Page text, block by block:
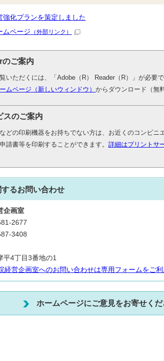
強化プランを策定しました
ムページ （外部リンク）
ご案内
いただくには、「Adobe（R） Reader（R）」が必要
ムページ（新しいウィンドウ） からダウンロード（無
スのご案内
どの印刷機器をお持ちでない方は、お近くのコンビニ
請書等を印刷することができます。 詳細はプリントサ
るお問い合わせ
企画室
2677
3408
平4丁目3番地の1
経営企画室へのお問い合わせは専用フォームをご利
ホームページにご意見をお寄せくだ